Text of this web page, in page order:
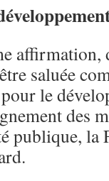
affirmation,
saluée
le
des
publique, la